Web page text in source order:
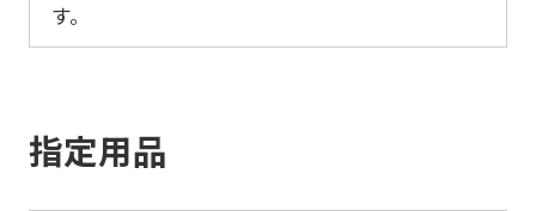
す。
指定用品